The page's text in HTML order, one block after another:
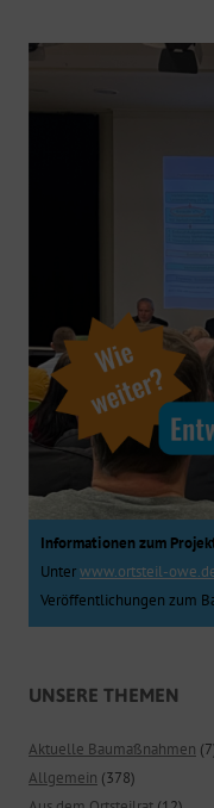
Informationen zum
Unterwww.ortsteil-
Veröffentlichungen zum
UNSERE THEMEN
Aktuelle Baumaßnahmen
Allgemein (378)